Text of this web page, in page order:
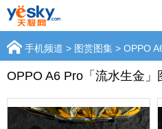
手机频道 > 图赏图集 > OPPO
OPPO A6 Pro「流水生金